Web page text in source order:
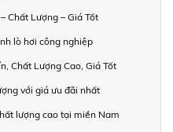
Chất Lượng – Giá Tốt
lò hơi công nghiệp
Chất Lượng Cao, Giá Tốt
với giá ưu đãi nhất
lượng cao tại miền Nam